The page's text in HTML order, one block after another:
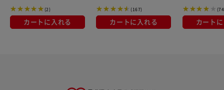
(2)
カートに入れる
(167)
カートに入れる カート